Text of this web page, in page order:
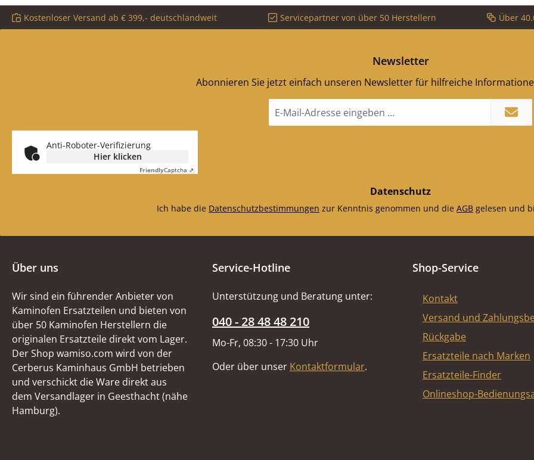
Kostenloser Versand ab € 399,- deutschlandweit Servicepartner von über 50 Herstellern Über
Newsletter
Abonnieren Sie jetzt einfach unseren Newsletter für hilfreiche
Mail-
Anti-Roboter-Verifizierung
Hier klicken
FriendlyCaptcha ⇗
Datenschutz
Ich habe die Datenschutzbestimmungen zur Kenntnis genommen und die AGB gelesen und
Über uns
Wir sind ein führender Anbieter von
Kaminofen Ersatzteilen und bieten von
über 50 Kaminofen Herstellern die
originalen Ersatzteile direkt vom Lager.
Der Shop wamiso.com wird von der
Cerberus Kaminhaus GmbH betrieben
und verschickt die Ware direkt aus
dem Versandlager in Geesthacht (nähe
Hamburg).
Service-Hotline
Unterstützung und Beratung unter:
040 - 28 48 48 210
Mo-Fr, 08:30 - 17:30 Uhr
Oder über unser Kontaktformular.
Shop-Service
Kontakt
Versand und
Rückgabe
Ersatzteile nach Marken
Ersatzteile-Finder
Onlineshop-